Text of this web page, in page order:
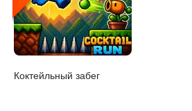
Коктейльный забег